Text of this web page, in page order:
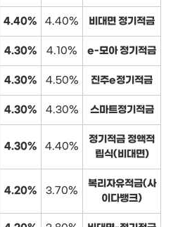
4.40% 4.40% 비대면 정기적금
4.30% 4.10% e-모아 정기적금
4.30% 4.50% 진주e정기적금
4.30% 4.30% 스마트정기적금
4.30% 4.40%
정기적금 정액적
립식(비대면)
4.20% 3.70%
복리자유적금(사
이다뱅크)